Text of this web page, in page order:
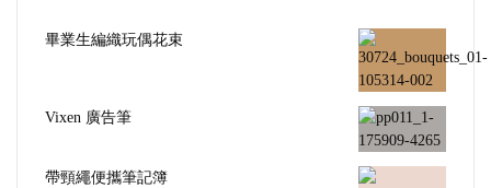
畢業生編織玩偶花束
Vixen 廣告筆
帶頸繩便攜筆記簿